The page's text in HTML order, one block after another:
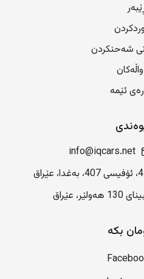
شەحنکردن
ئێمە
info@iqcars.net
بکە